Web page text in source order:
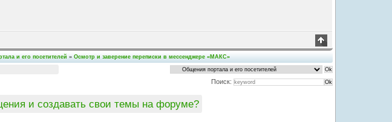
и его посетителей » Осмотр и заверение переписки в мессенджере «МАКС»
Поиск:
и создавать свои темы на форуме?